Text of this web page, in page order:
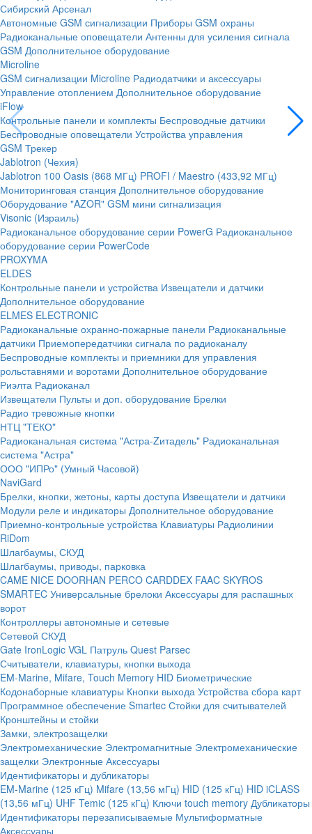
Сибирский Арсенал
Автономные GSM сигнализации Приборы GSM охраны
Радиоканальные оповещатели Антенны для усиления сигнала
GSM Дополнительное оборудование
Microline
GSM cигнализации Microline Радиодатчики и аксессуары
Управление отоплением Дополнительное оборудование
iFlow
Контрольные панели и комплекты Беспроводные датчики
Беспроводные оповещатели Устройства управления
GSM Трекер
Jablotron (Чехия)
Jablotron 100 Oasis (868 МГц) PROFI / Maestro (433,92 МГц)
Мониторинговая станция Дополнительное оборудование
Оборудование "AZOR" GSM мини сигнализация
Visonic (Израиль)
Радиоканальное оборудование серии PowerG Радиоканальное
оборудование серии PowerCode
PROXYMA
ELDES
Контрольные панели и устройства Извещатели и датчики
Дополнительное оборудование
ELMES ELECTRONIC
Радиоканальные охранно-пожарные панели Радиоканальные
датчики Приемопередатчики сигнала по радиоканалу
Беспроводные комплекты и приемники для управления
рольставнями и воротами Дополнительное оборудование
Риэлта Радиоканал
Извещатели Пульты и доп. оборудование Брелки
Радио тревожные кнопки
НТЦ "ТЕКО"
Радиоканальная система "Астра-Zитадель" Радиоканальная
система "Астра"
ООО "ИПРо" (Умный Часовой)
NaviGard
Брелки, кнопки, жетоны, карты доступа Извещатели и датчики
Модули реле и индикаторы Дополнительное оборудование
Приемно-контрольные устройства Клавиатуры Радиолинии
RiDom
Шлагбаумы, СКУД
Шлагбаумы, приводы, парковка
CAME NICE DOORHAN PERCO CARDDEX FAAC SKYROS
SMARTEC Универсальные брелоки Аксессуары для распашных
ворот
Контроллеры автономные и сетевые
Сетевой СКУД
Gate IronLogic VGL Патруль Quest Parsec
Считыватели, клавиатуры, кнопки выхода
EM-Marine, Mifare, Touch Memory HID Биометрические
Кодонаборные клавиатуры Кнопки выхода Устройства сбора карт
Программное обеспечение Smartec Стойки для считывателей
Кронштейны и стойки
Замки, электрозащелки
Электромеханические Электромагнитные Электромеханические
защелки Электронные Аксессуары
Идентификаторы и дубликаторы
EM-Marine (125 кГц) Mifare (13,56 мГц) HID (125 кГц) HID iCLASS
(13,56 мГц) UHF Temic (125 кГц) Ключи touch memory Дубликаторы
Идентификаторы перезаписываемые Мультиформатные
Аксессуары